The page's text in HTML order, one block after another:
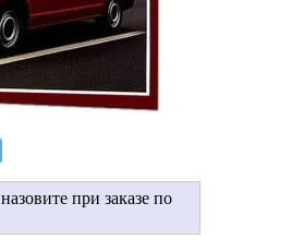
назовите при заказе по